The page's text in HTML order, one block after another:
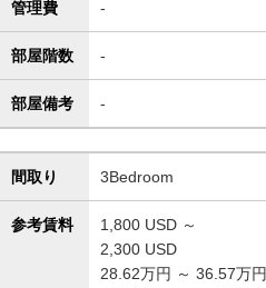
管理費 -
部屋階数 -
部屋備考 -
間取り 3Bedroom
参考賃料 1,800 USD ～
2,300 USD
28.62万円 ～ 36.57万円